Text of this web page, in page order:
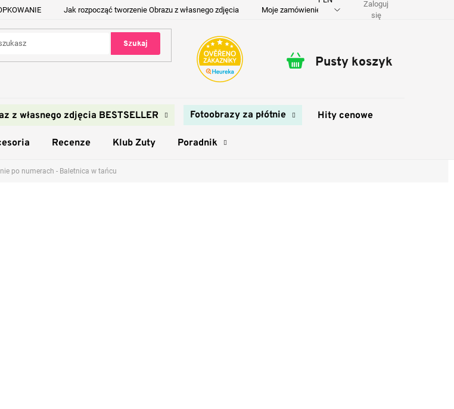
Jak rozpocząć tworzenie Obrazu z własnego zdjęcia Moje zamówienie Dostawa i płatność
Zaloguj
się
Szukaj
Koszyk
Pusty koszyk
z własnego zdjęcia BESTSELLER Fotoobrazy za płótnie Hity cenowe
Recenze Klub Zuty Poradnik
po numerach - Baletnica w tańcu